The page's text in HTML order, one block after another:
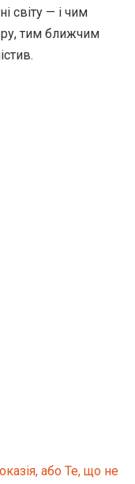
світу — і чим
тим ближчим
або Те, що не